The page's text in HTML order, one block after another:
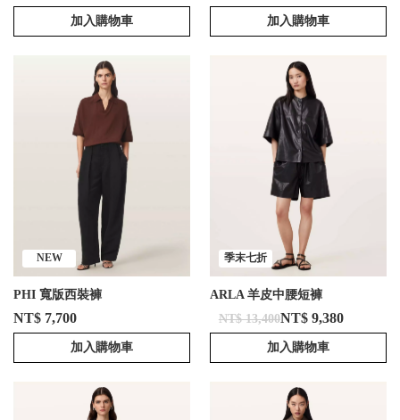
加入購物車 加入購物車
NEW
PHI 寬版西裝褲
NT$ 7,700
加入購物車
季末七折
ARLA 羊皮中腰短褲
NT$ 13,400NT$ 9,380
加入購物車